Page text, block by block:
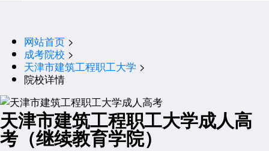
网站首页 >
成考院校 >
天津市建筑工程职工大学 >
院校详情
天津市建筑工程职工大学成人高
考（继续教育学院）